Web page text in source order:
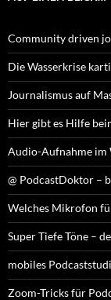
Community driven
Die Wasserkrise
Journalismus auf
Hier gibt es Hilfe
Audio-Aufnahme im
@ PodcastDoktor –
Welches Mikrofon
Super Tiefe Töne –
mobiles
Zoom-Tricks für